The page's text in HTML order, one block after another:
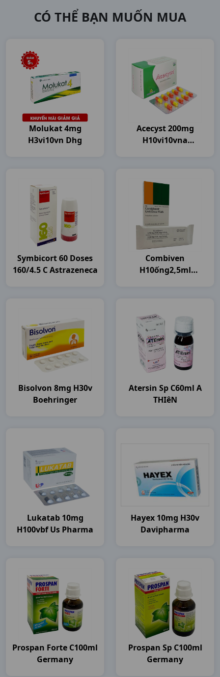
CÓ THỂ BẠN MUỐN MUA
Molukat 4mg
H3vi10vn Dhg
Acecyst 200mg
H10vi10vna
Symbicort 60 Doses
160/4.5 C Astrazeneca
Combiven
H10ống2,5ml
Bisolvon 8mg H30v
Boehringer
Atersin Sp C60ml A
THIêN
Lukatab 10mg
H100vbf Us Pharma
Hayex 10mg H30v
Davipharma
Prospan Forte C100ml
Germany
Prospan Sp C100ml
Germany